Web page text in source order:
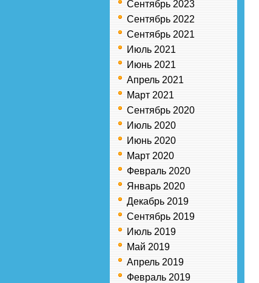
Сентябрь 2023
Сентябрь 2022
Сентябрь 2021
Июль 2021
Июнь 2021
Апрель 2021
Март 2021
Сентябрь 2020
Июль 2020
Июнь 2020
Март 2020
Февраль 2020
Январь 2020
Декабрь 2019
Сентябрь 2019
Июль 2019
Май 2019
Апрель 2019
Февраль 2019